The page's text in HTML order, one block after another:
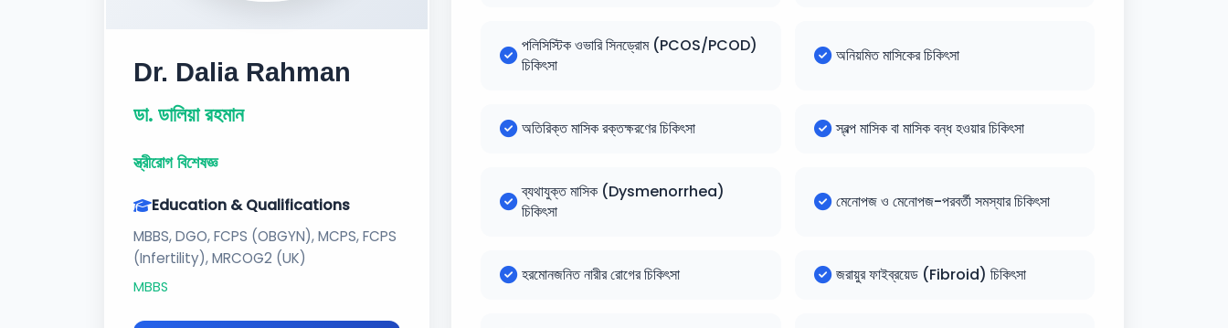
Dr. Dalia Rahman
ডা. ডালিয়া রহমান
স্ত্রীরোগ বিশেষজ্ঞ
Education & Qualifications
MBBS, DGO, FCPS (OBGYN), MCPS, FCPS
(Infertility), MRCOG2 (UK)
MBBS
পলিসিস্টিক ওভারি সিনড্রোম (PCOS/PCOD)
চিকিৎসা
অনিয়মিত মাসিকের চিকিৎসা
অতিরিক্ত মাসিক রক্তক্ষরণের চিকিৎসা স্বল্প মাসিক বা মাসিক বন্ধ হওয়ার চিকিৎসা
ব্যথাযুক্ত মাসিক (Dysmenorrhea)
চিকিৎসা
মেনোপজ ও মেনোপজ-পরবর্তী সমস্যার চিকিৎসা
হরমোনজনিত নারীর রোগের চিকিৎসা জরায়ুর ফাইব্রয়েড (Fibroid) চিকিৎসা